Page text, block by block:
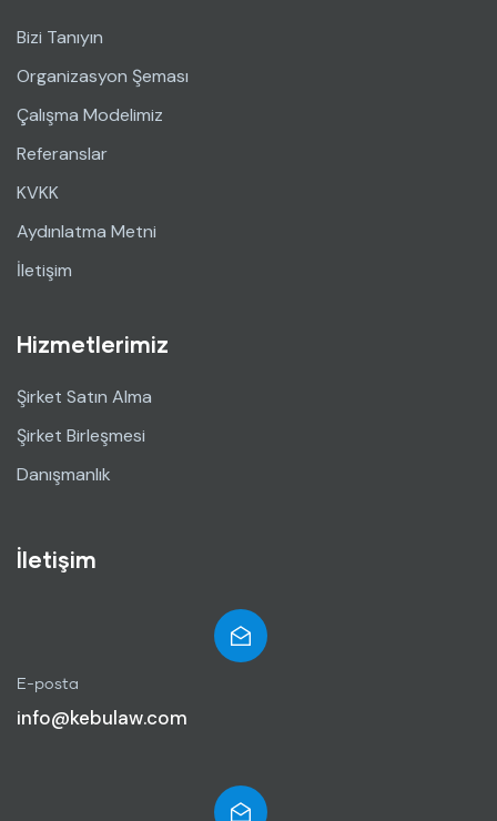
Bizi Tanıyın
Organizasyon Şeması
Çalışma Modelimiz
Referanslar
KVKK
Aydınlatma Metni
İletişim
Hizmetlerimiz
Şirket Satın Alma
Şirket Birleşmesi
Danışmanlık
İletişim
E-posta
info@kebulaw.com